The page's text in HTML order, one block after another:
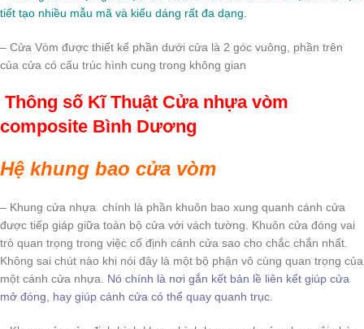
tiết tạo nhiều mẫu mã và kiểu dáng rất đa dạng.
– Cửa Vòm được thiết kế phần dưới cửa là 2 góc vuông, phần trên
của cửa có cấu trúc hình cung trong không gian
Thông số Kĩ Thuật Cửa nhựa vòm
composite Bình Dương
Hệ khung bao cửa vòm
– Khung cửa nhựa chính là phần khuôn bao xung quanh cánh cửa
được tiếp giáp giữa toàn bộ cửa với vách tường. Khuôn cửa đóng vai
trò quan trọng trong việc cố định cánh cửa sao cho chắc chắn nhất.
Không sai chút nào khi nói đây là một bộ phận vô cùng quan trọng của
một cánh cửa nhựa. Nó chính là nơi gắn kết bản lề liên kết giúp cửa
mở đóng, hay giúp cánh cửa có thể quay quanh trục.